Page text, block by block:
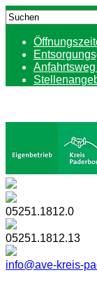
05251.1812.0
05251.1812.13
info@ave-kreis-